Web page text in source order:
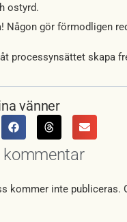
ostyrd.
Någon gör förmodligen
processynsättet skapa
vänner
kommentar
kommer inte publiceras.